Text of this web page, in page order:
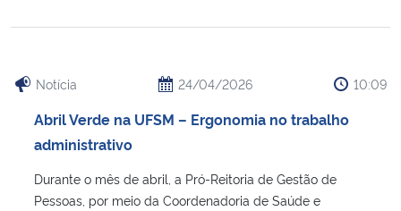
Notícia 24/04/2026 10:09
Abril Verde na UFSM – Ergonomia no trabalho
administrativo
Durante o mês de abril, a Pró-Reitoria de Gestão de
Pessoas, por meio da Coordenadoria de Saúde e